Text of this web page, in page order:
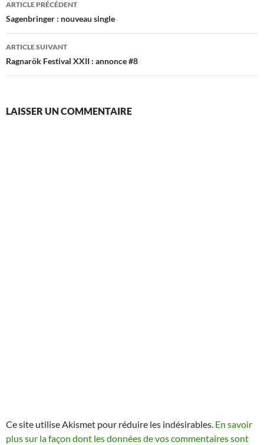
des
articles
ARTICLE PRÉCÉDENT
Sagenbringer : nouveau single
ARTICLE SUIVANT
Ragnarök Festival XXII : annonce #8
LAISSER UN COMMENTAIRE
Ce site utilise Akismet pour réduire les indésirables. En savoir
plus sur la façon dont les données de vos commentaires sont